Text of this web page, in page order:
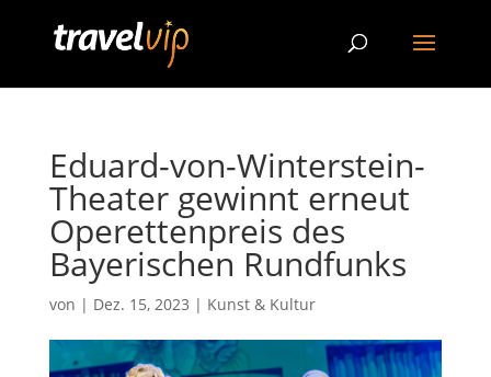
Eduard-von-Winterstein-
Theater gewinnt erneut
Operettenpreis des
Bayerischen Rundfunks
von | Dez. 15, 2023 | Kunst & Kultur